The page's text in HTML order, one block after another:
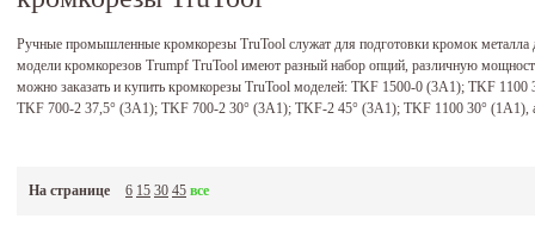
Ручные промышленные кромкорезы TruTool служат для подготовки кромок металла
модели кромкорезов Trumpf TruTool имеют разный набор опций, различную
можно заказать и купить кромкорезы TruTool моделей: TKF 1500-0 (3A1); TKF
TKF 700-2 37,5° (3A1); TKF 700-2 30° (3A1); TKF-2 45° (3A1); TKF 1100 30° (1A1),
На странице 6 15 30 45 все